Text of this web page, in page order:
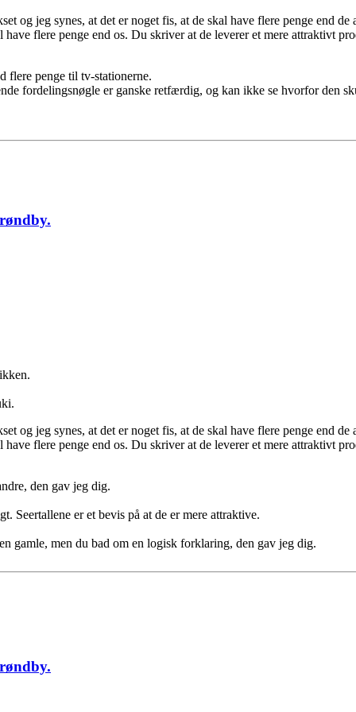
og jeg synes, at det er noget fis, at de skal have flere penge end
flere penge end os. Du skriver at de leverer et mere attraktivt
flere penge til tv-stationerne.
fordelingsnøgle er ganske retfærdig, og kan ikke se hvorfor den
og jeg synes, at det er noget fis, at de skal have flere penge end
flere penge end os. Du skriver at de leverer et mere attraktivt
den gav jeg dig.
Seertallene er et bevis på at de er mere attraktive.
gamle, men du bad om en logisk forklaring, den gav jeg dig.